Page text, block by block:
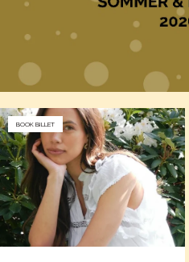
BOOK BILLET